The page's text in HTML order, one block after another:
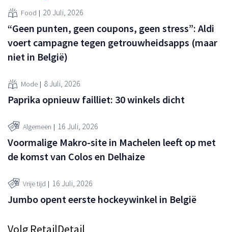
Food 20 Juli, 2026
“Geen punten, geen coupons, geen stress”: Aldi
voert campagne tegen getrouwheidsapps (maar
niet in België)
Mode 8 Juli, 2026
Paprika opnieuw failliet: 30 winkels dicht
Algemeen 16 Juli, 2026
Voormalige Makro-site in Machelen leeft op met
de komst van Colos en Delhaize
Vrije tijd 16 Juli, 2026
Jumbo opent eerste hockeywinkel in België
Volg RetailDetail